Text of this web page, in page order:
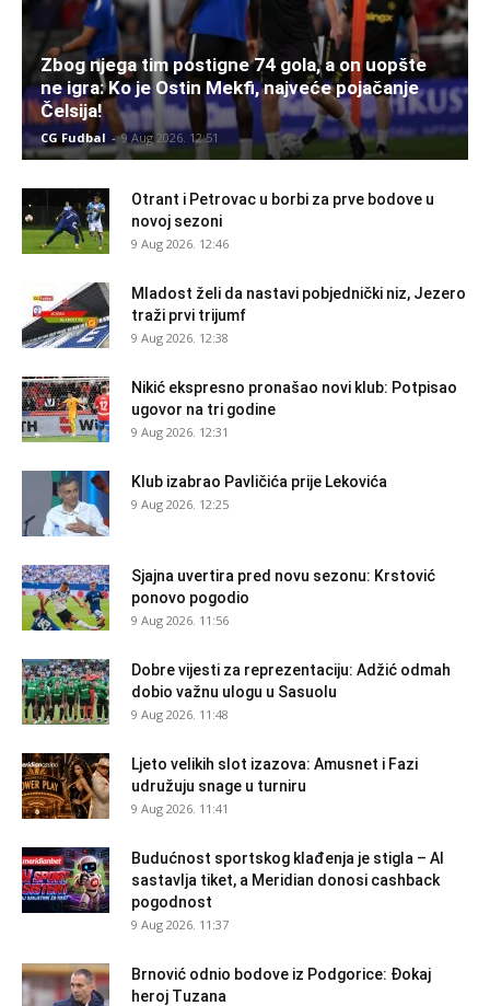
Zbog njega tim postigne 74 gola, a on uopšte
ne igra: Ko je Ostin Mekfi, najveće pojačanje
Čelsija!
CG Fudbal - 9 Aug 2026. 12:51
Otrant i Petrovac u borbi za prve bodove u
novoj sezoni
9 Aug 2026. 12:46
Mladost želi da nastavi pobjednički niz, Jezero
traži prvi trijumf
9 Aug 2026. 12:38
Nikić ekspresno pronašao novi klub: Potpisao
ugovor na tri godine
9 Aug 2026. 12:31
Klub izabrao Pavličića prije Lekovića
9 Aug 2026. 12:25
Sjajna uvertira pred novu sezonu: Krstović
ponovo pogodio
9 Aug 2026. 11:56
Dobre vijesti za reprezentaciju: Adžić odmah
dobio važnu ulogu u Sasuolu
9 Aug 2026. 11:48
Ljeto velikih slot izazova: Amusnet i Fazi
udružuju snage u turniru
9 Aug 2026. 11:41
Budućnost sportskog klađenja je stigla – AI
sastavlja tiket, a Meridian donosi cashback
pogodnost
9 Aug 2026. 11:37
Brnović odnio bodove iz Podgorice: Đokaj
heroj Tuzana